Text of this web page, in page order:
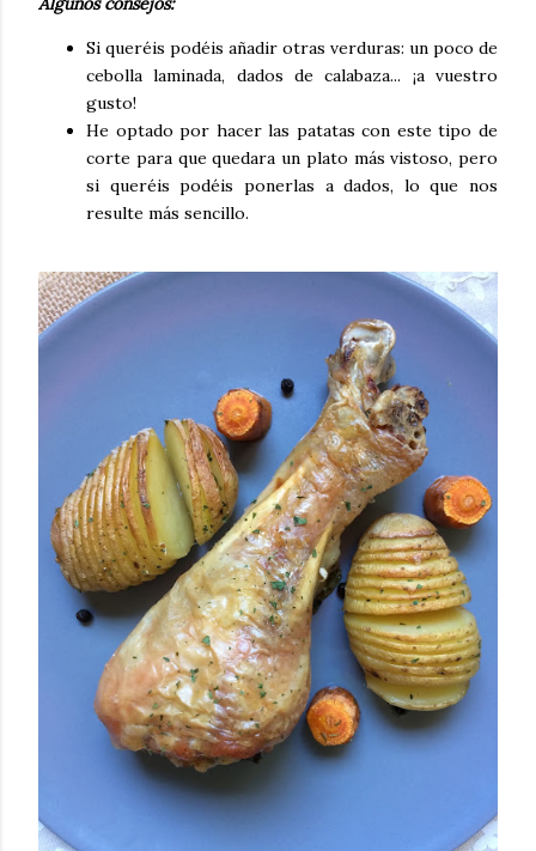
Si queréis podéis añadir otras verduras: un poco de
cebolla laminada, dados de calabaza... ¡a vuestro
gusto!
He optado por hacer las patatas con este tipo de
corte para que quedara un plato más vistoso, pero
si queréis podéis ponerlas a dados, lo que nos
resulte más sencillo.